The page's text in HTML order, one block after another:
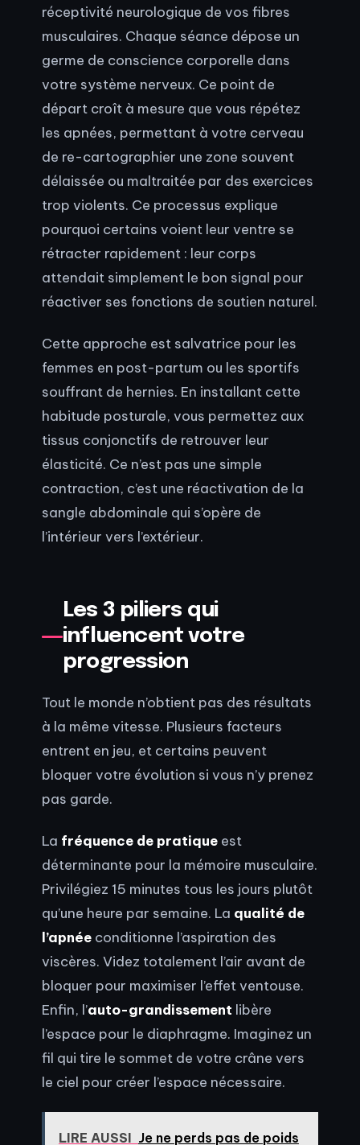
réceptivité neurologique de vos fibres
musculaires. Chaque séance dépose un
germe de conscience corporelle dans
votre système nerveux. Ce point de
départ croît à mesure que vous répétez
les apnées, permettant à votre cerveau
de re-cartographier une zone souvent
délaissée ou maltraitée par des exercices
trop violents. Ce processus explique
pourquoi certains voient leur ventre se
rétracter rapidement : leur corps
attendait simplement le bon signal pour
réactiver ses fonctions de soutien naturel.
Cette approche est salvatrice pour les
femmes en post-partum ou les sportifs
souffrant de hernies. En installant cette
habitude posturale, vous permettez aux
tissus conjonctifs de retrouver leur
élasticité. Ce n’est pas une simple
contraction, c’est une réactivation de la
sangle abdominale qui s’opère de
l’intérieur vers l’extérieur.
Les 3 piliers qui
influencent votre
progression
Tout le monde n’obtient pas des résultats
à la même vitesse. Plusieurs facteurs
entrent en jeu, et certains peuvent
bloquer votre évolution si vous n’y prenez
pas garde.
La fréquence de pratique est
déterminante pour la mémoire musculaire.
Privilégiez 15 minutes tous les jours plutôt
qu’une heure par semaine. La qualité de
l’apnée conditionne l’aspiration des
viscères. Videz totalement l’air avant de
bloquer pour maximiser l’effet ventouse.
Enfin, l’auto-grandissement libère
l’espace pour le diaphragme. Imaginez un
fil qui tire le sommet de votre crâne vers
le ciel pour créer l’espace nécessaire.
LIRE AUSSI Je ne perds pas de poids